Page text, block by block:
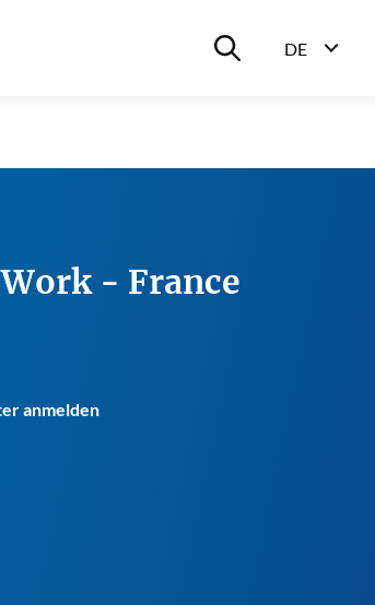
Suche ein-/ausblenden
DE
- France
anmelden